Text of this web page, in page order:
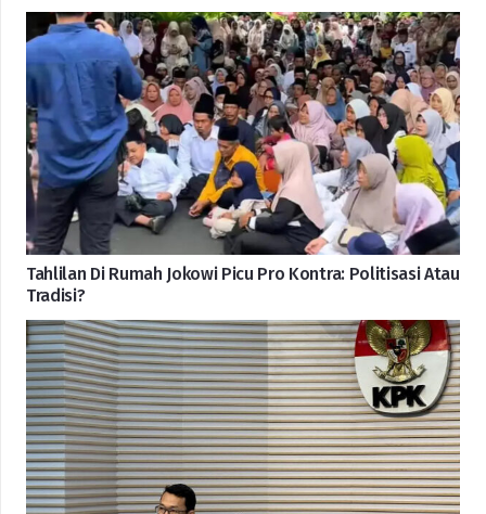
Tahlilan Di Rumah Jokowi Picu Pro Kontra: Politisasi Atau
Tradisi?